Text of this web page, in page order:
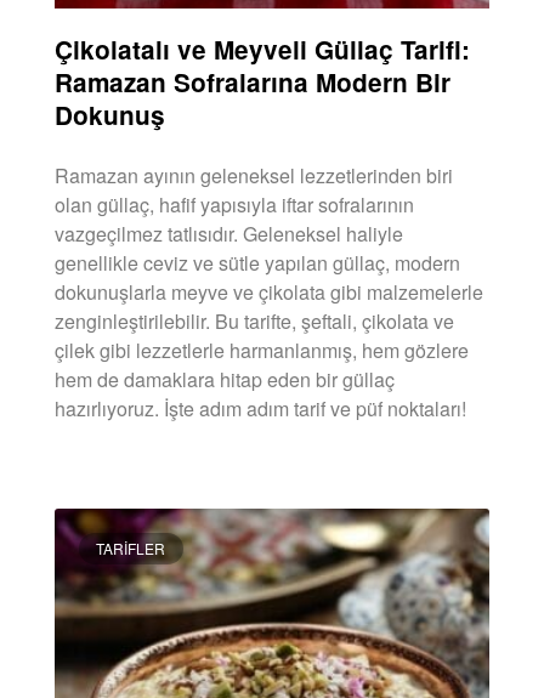
Çikolatalı ve Meyveli Güllaç Tarifi:
Ramazan Sofralarına Modern Bir
Dokunuş
Ramazan ayının geleneksel lezzetlerinden biri
olan güllaç, hafif yapısıyla iftar sofralarının
vazgeçilmez tatlısıdır. Geleneksel haliyle
genellikle ceviz ve sütle yapılan güllaç, modern
dokunuşlarla meyve ve çikolata gibi malzemelerle
zenginleştirilebilir. Bu tarifte, şeftali, çikolata ve
çilek gibi lezzetlerle harmanlanmış, hem gözlere
hem de damaklara hitap eden bir güllaç
hazırlıyoruz. İşte adım adım tarif ve püf noktaları!
TARIFLER